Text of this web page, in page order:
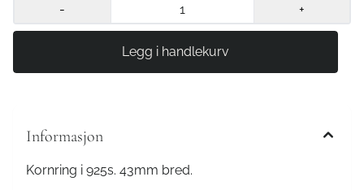
- +
Informasjon
Kornring i 925s. 43mm bred.